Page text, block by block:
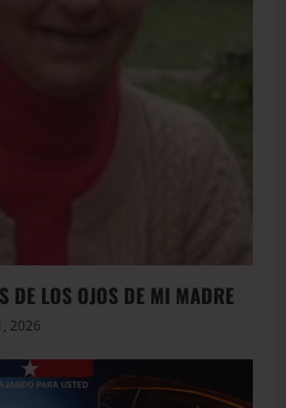
DE LOS OJOS DE MI MADRE
2026